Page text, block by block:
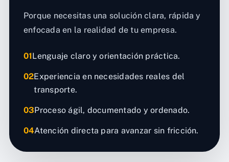
Porque necesitas una solución clara, rápida y
enfocada en la realidad de tu empresa.
01Lenguaje claro y orientación práctica.
02Experiencia en necesidades reales del
transporte.
03Proceso ágil, documentado y ordenado.
04Atención directa para avanzar sin fricción.